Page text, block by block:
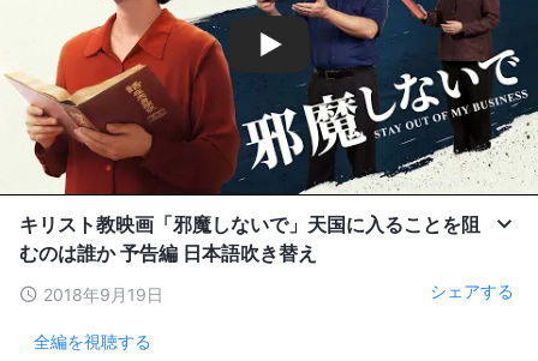
キリスト教映画「邪魔しないで」天国に入ることを阻
むのは誰か 予告編 日本語吹き替え
2018年9月19日 シェアする
全編を視聴する